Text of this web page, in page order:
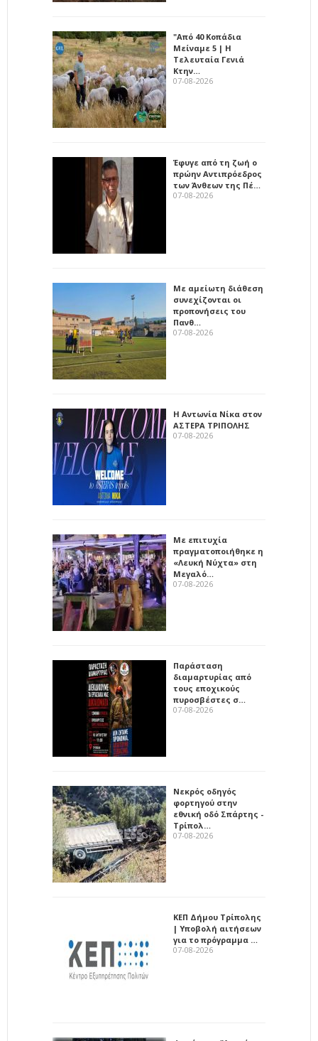
"Από 40 Κοπάδια
Μείναμε 5 | Η
Τελευταία Γενιά
Κτην…
07-08-2026
Έφυγε από τη ζωή ο
πρώην Αντιπρόεδρος
των Άνθεων της Πέ…
07-08-2026
Με αμείωτη διάθεση
συνεχίζονται οι
προπονήσεις του
Πανθ…
07-08-2026
Η Αντωνία Νίκα στον
ΑΣΤΕΡΑ ΤΡΙΠΟΛΗΣ
07-08-2026
Με επιτυχία
πραγματοποιήθηκε η
«Λευκή Νύχτα» στη
Μεγαλό…
07-08-2026
Παράσταση
διαμαρτυρίας από
τους εποχικούς
πυροσβέστες σ…
07-08-2026
Νεκρός οδηγός
φορτηγού στην
εθνική οδό Σπάρτης -
Τρίπολ…
07-08-2026
ΚΕΠ Δήμου Τρίπολης
| Υποβολή αιτήσεων
για το πρόγραμμα …
07-08-2026